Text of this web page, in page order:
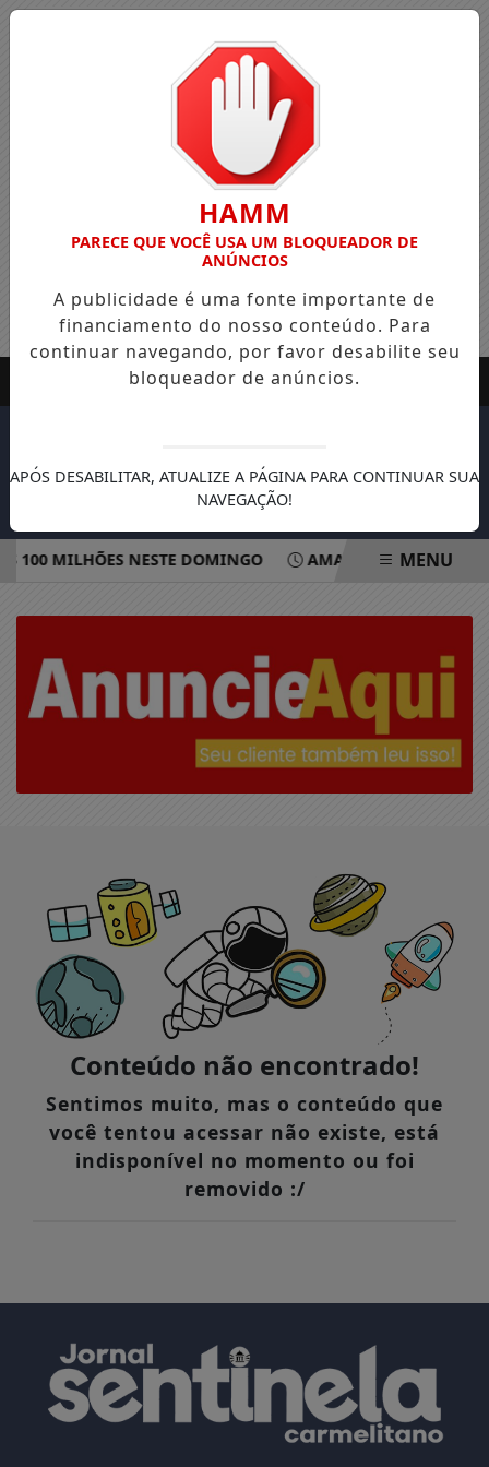
100 MILHÕES NESTE DOMINGO AMAMENTAÇÃOMENU
Conteúdo não encontrado!
Sentimos muito, mas o conteúdo que
você tentou acessar não existe, está
indisponível no momento ou foi
removido :/
HAMM
PARECE QUE VOCÊ USA UM BLOQUEADOR DE
ANÚNCIOS
A publicidade é uma fonte importante de
financiamento do nosso conteúdo. Para
continuar navegando, por favor desabilite seu
bloqueador de anúncios.
APÓS DESABILITAR, ATUALIZE A PÁGINA PARA CONTINUAR SUA
NAVEGAÇÃO!